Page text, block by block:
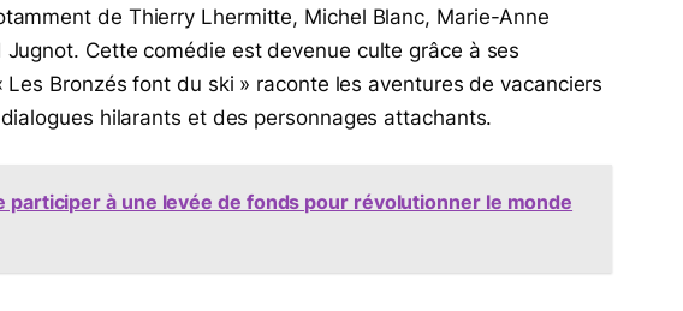
de Thierry Lhermitte, Michel Blanc, Marie-Anne
Cette comédie est devenue culte grâce à ses
Bronzés font du ski » raconte les aventures de vacanciers
hilarants et des personnages attachants.
participer à une levée de fonds pour révolutionner le monde